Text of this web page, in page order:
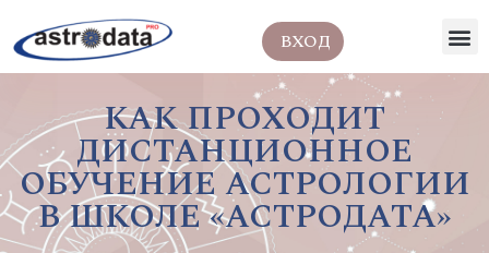
ВХОД
КАК ПРОХОДИТ
ДИСТАНЦИОННОЕ
ОБУЧЕНИЕ АСТРОЛОГИИ
В ШКОЛЕ «АСТРОДАТА»